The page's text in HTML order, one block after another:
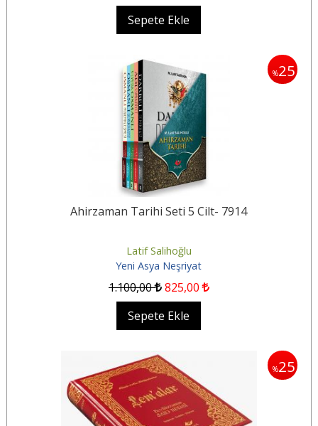
Sepete Ekle
%25
Ahirzaman Tarihi Seti 5 Cilt- 7914
Latif Salihoğlu
Yeni Asya Neşriyat
1.100,00 825,00
Sepete Ekle
%25